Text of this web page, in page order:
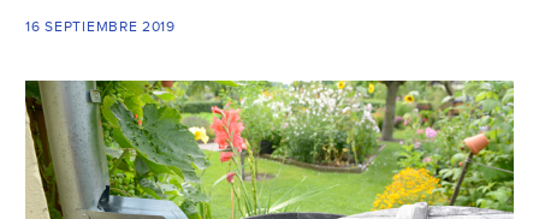
16 SEPTIEMBRE 2019